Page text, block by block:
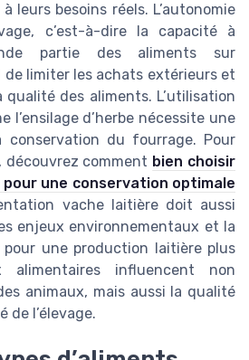
leurs besoins réels. L’autonomie
c’est-à-dire la capacité à
partie des aliments sur
de limiter les achats extérieurs et
des aliments. L’utilisation
l’ensilage d’herbe nécessite une
conservation du fourrage. Pour
comment bien choisir
pour une conservation optimale
vache laitière doit aussi
enjeux environnementaux et la
pour une production laitière plus
alimentaires influencent non
animaux, mais aussi la qualité
de l’élevage.